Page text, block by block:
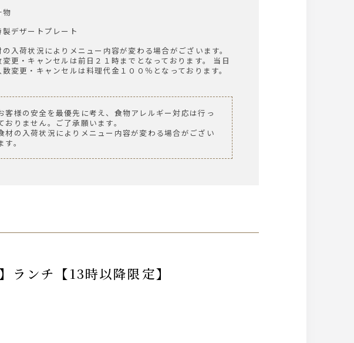
デザートプレート
の入荷状況によりメニュー内容が変わる場合がございます。
変更・キャンセルは前日２１時までとなっております。 当日
数変更・キャンセルは料理代金１００％となっております。
客様の安全を最優先に考え、食物アレルギー対応は行っ
おりません。ご了承願います。
材の入荷状況によりメニュー内容が変わる場合がござい
す。
ランチ【13時以降限定】